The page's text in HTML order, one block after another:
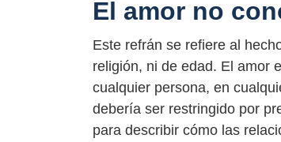
El amor no
Este refrán se refiere al
religión, ni de edad. El amor
cualquier persona, en
debería ser restringido por
para describir cómo las